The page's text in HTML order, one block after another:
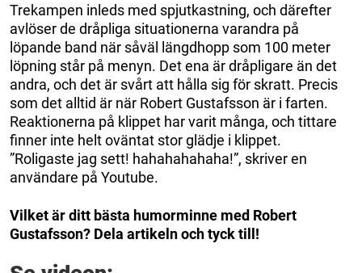
Trekampen inleds med spjutkastning, och därefter
avlöser de dråpliga situationerna varandra på
löpande band när såväl längdhopp som 100 meter
löpning står på menyn. Det ena är dråpligare än det
andra, och det är svårt att hålla sig för skratt. Precis
som det alltid är när Robert Gustafsson är i farten.
Reaktionerna på klippet har varit många, och tittare
finner inte helt oväntat stor glädje i klippet.
”Roligaste jag sett! hahahahahaha!”, skriver en
användare på Youtube.
Vilket är ditt bästa humorminne med Robert
Gustafsson? Dela artikeln och tyck till!